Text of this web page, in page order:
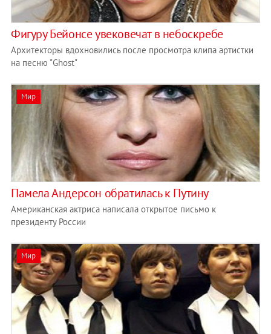
Фигуру Бейонсе увековечат в небоскребе
Архитекторы вдохновились после просмотра клипа артистки
на песню "Ghost"
Мир
Памела Андерсон обратилась к Путину
Американская актриса написала открытое письмо к
президенту России
Мир